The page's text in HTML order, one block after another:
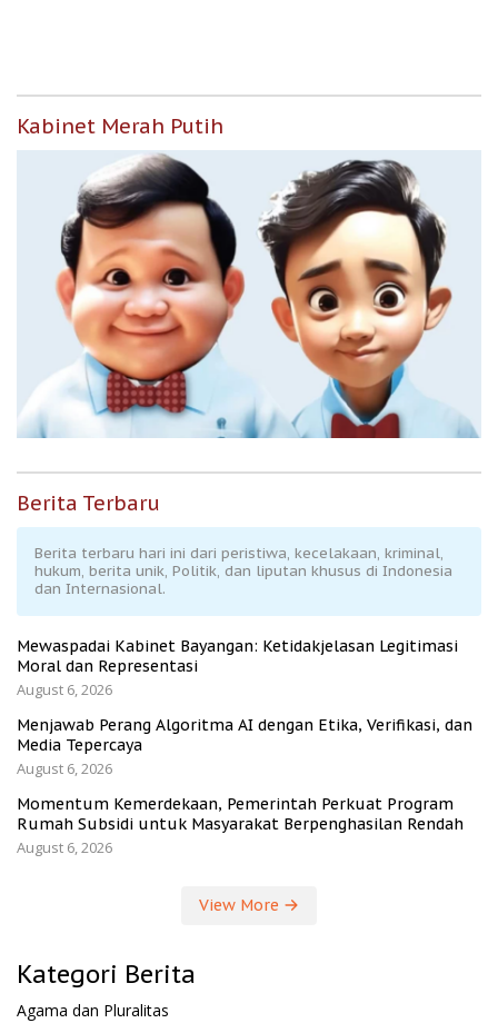
Kabinet Merah Putih
Berita Terbaru
Berita terbaru hari ini dari peristiwa, kecelakaan, kriminal,
hukum, berita unik, Politik, dan liputan khusus di Indonesia
dan Internasional.
Mewaspadai Kabinet Bayangan: Ketidakjelasan Legitimasi
Moral dan Representasi
August 6, 2026
Menjawab Perang Algoritma AI dengan Etika, Verifikasi, dan
Media Tepercaya
August 6, 2026
Momentum Kemerdekaan, Pemerintah Perkuat Program
Rumah Subsidi untuk Masyarakat Berpenghasilan Rendah
August 6, 2026
View More
Kategori Berita
Agama dan Pluralitas